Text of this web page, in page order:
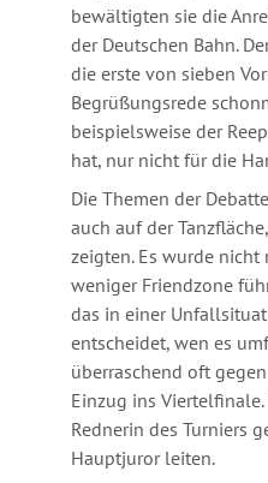
bewältigten sie die
der Deutschen Bahn.
die erste von sieben
Begrüßungsrede
beispielsweise der
hat, nur nicht für die
Die Themen der
auch auf der
zeigten. Es wurde
weniger Friendzone
das in einer
entscheidet, wen es
überraschend oft
Einzug ins
Rednerin des Turniers
Hauptjuror leiten.